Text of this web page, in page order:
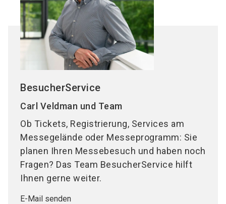
BesucherService
Carl Veldman und Team
Ob Tickets, Registrierung, Services am
Messegelände oder Messeprogramm: Sie
planen Ihren Messebesuch und haben noch
Fragen? Das Team BesucherService hilft
Ihnen gerne weiter.
E-Mail senden